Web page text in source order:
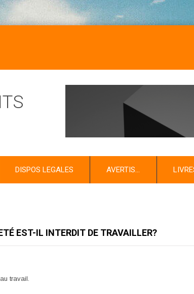
DISPOS LEGALES AVERTIS…
EST-IL INTERDIT DE TRAVAILLER?
travail.